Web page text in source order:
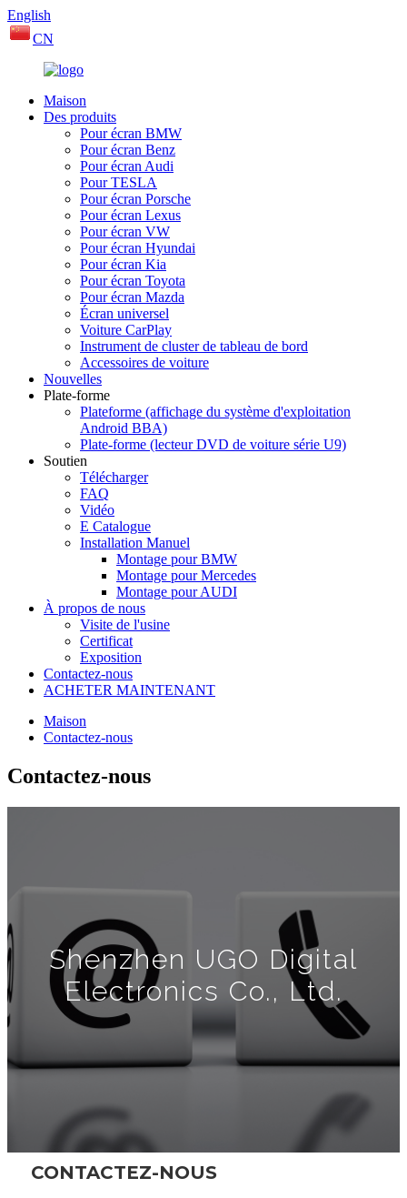
English
CN
Maison
Des produits
Pour écran BMW
Pour écran Benz
Pour écran Audi
Pour TESLA
Pour écran Porsche
Pour écran Lexus
Pour écran VW
Pour écran Hyundai
Pour écran Kia
Pour écran Toyota
Pour écran Mazda
Écran universel
Voiture CarPlay
Instrument de cluster de tableau de bord
Accessoires de voiture
Nouvelles
Plate-forme
Plateforme (affichage du système d'exploitation
Android BBA)
Plate-forme (lecteur DVD de voiture série U9)
Soutien
Télécharger
FAQ
Vidéo
E Catalogue
Installation Manuel
Montage pour BMW
Montage pour Mercedes
Montage pour AUDI
À propos de nous
Visite de l'usine
Certificat
Exposition
Contactez-nous
ACHETER MAINTENANT
Maison
Contactez-nous
Contactez-nous
Shenzhen UGO Digital
Electronics Co., Ltd.
CONTACTEZ-NOUS